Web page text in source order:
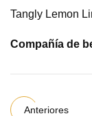
Tangly Lemon
Compañía de
Anteriores